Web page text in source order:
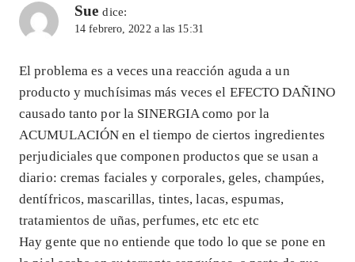
Sue dice:
14 febrero, 2022 a las 15:31
El problema es a veces una reacción aguda a un
producto y muchísimas más veces el EFECTO DAÑINO
causado tanto por la SINERGIA como por la
ACUMULACIÓN en el tiempo de ciertos ingredientes
perjudiciales que componen productos que se usan a
diario: cremas faciales y corporales, geles, champúes,
dentífricos, mascarillas, tintes, lacas, espumas,
tratamientos de uñas, perfumes, etc etc etc
Hay gente que no entiende que todo lo que se pone en